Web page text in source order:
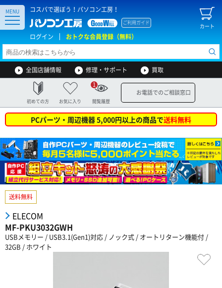
コスパで選ぼう！パソコン工房！
カート
ご利用ガイド
ログイン おトクな会員登録（無料）
MENU
全国店舗情報 修理・サポート 買取
初めての方 お気に入り 閲覧履歴
1
お電話でのご相談窓口
PCパーツ・周辺機器 5,000円以上の商品で送料無料
送料無料
ELECOM
MF-PKU3032GWH
USBメモリー / USB3.1(Gen1)対応 / ノック式 / オートリターン機能付 /
32GB / ホワイト